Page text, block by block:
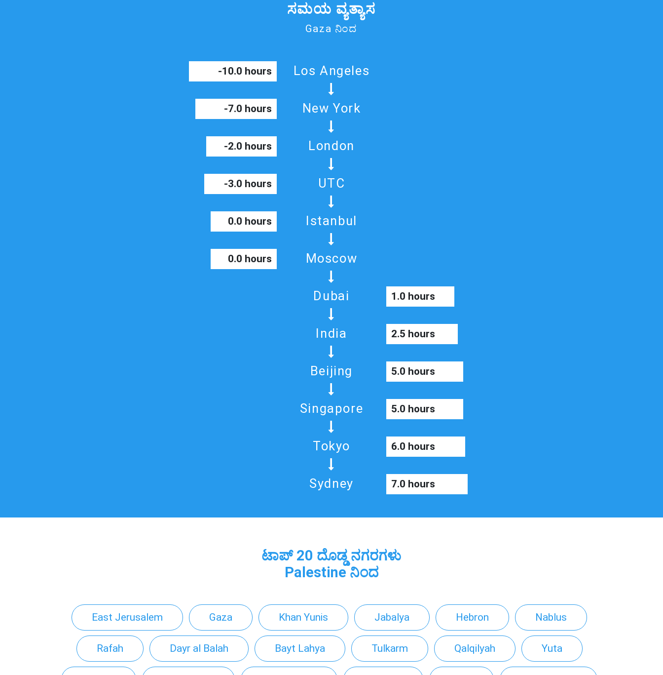
ಸಮಯ ವ್ಯತ್ಯಾಸ
Gaza ನಿಂದ
Los Angeles
-10.0 hours
New York
-7.0 hours
London
-2.0 hours
UTC
-3.0 hours
Istanbul
0.0 hours
Moscow
0.0 hours
Dubai 1.0 hours
India 2.5 hours
Beijing 5.0 hours
Singapore 5.0 hours
Tokyo 6.0 hours
Sydney 7.0 hours
ಟಾಪ್ 20 ದೊಡ್ಡ ನಗರಗಳು
Palestine ನಿಂದ
East Jerusalem Gaza Khan Yunis Jabalya Hebron Nablus
Rafah Dayr al Balah Bayt Lahya Tulkarm Qalqilyah Yuta